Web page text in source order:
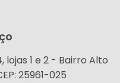
lojas 1 e 2 - Bairro Alto
25961-025